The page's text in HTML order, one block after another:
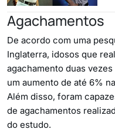
Agachamentos
De acordo com uma
Inglaterra, idosos que
agachamento duas
um aumento de até 6% na
Além disso, foram
de agachamentos
do estudo.